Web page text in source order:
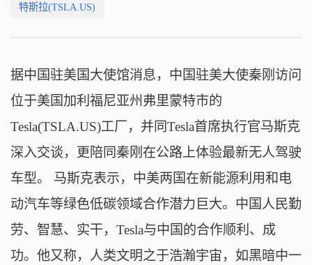
特斯拉(TSLA.US)
据中国驻美国大使馆消息，中国驻美大使秦刚访问
位于美国加利福尼亚州弗里蒙特市的
Tesla(TSLA.US)工厂，并同Tesla首席执行官马斯克
深入交谈，更陪同秦刚在公路上体验最新无人驾驶
车型。 马斯克表示，中美两国在新能源利用和电
动汽车等绿色低碳领域合作潜力巨大。中国人民勤
劳、智慧、实干，Tesla与中国的合作顺利、成
功。他又称，人类文明之于浩瀚宇宙，如黑暗中一